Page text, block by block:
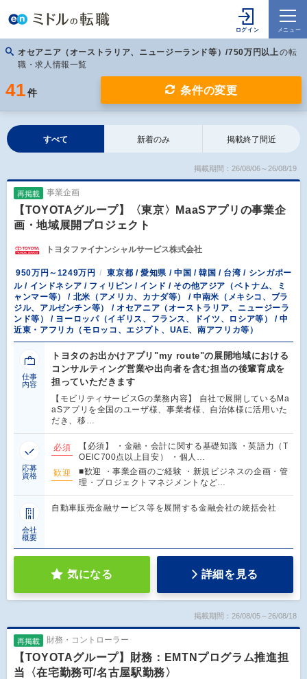
オセアニア（オーストラリア、ニュージーランド等）/750万円以上の転
職・求人情報一覧
41 件 条件の変更
すべて 新着のみ 掲載終了間近
掲載期間：26/08/06～26/08/19
再掲載 事業企画
【TOYOTAグループ】〈東京〉MaaSアプリの事業企
画・地域展開プロジェクト
トヨタファイナンシャルサービス株式会社
950万円～1249万円
東京都 / 愛知県 / 中国 / 韓国 / 台湾 / シンガポー
ル / インドネシア / フィリピン / インド / その他アジア（ベトナム、ミ
ャンマー等） / 北米（アメリカ、カナダ等） / 中南米（メキシコ、ブラ
ジル、アルゼンチン等） / オセアニア（オーストラリア、ニュージーラ
ンド等） / ヨーロッパ（イギリス、フランス、ドイツ、ロシア等） / 中
近東・アフリカ（モロッコ、エジプト、UAE、南アフリカ等）
仕事
内容
トヨタのお出かけアプリ"my route"の展開地域における
コンサルティング営業や出向者を含む担当の後輩育成を
担っていただきます
【モビリティサービスGの業務内容】 自社で展開しているMa
aSアプリを全国のユーザ様、事業者様、自治体様に活用いた
だき、移…
応募
資格
必須
【必須】 ・金融・会計に関する基礎知識 ・英語力（T
OEIC700点以上目安） ・個人…
歓迎
■歓迎 ・事業企画のご経験 ・新規ビジネスの企画・管
理・プロジェクトマネジメントなど…
会社
概要
自動車販売金融サービス等を展開する金融会社の統括会社
気になる 詳細を見る
掲載期間：26/08/05～26/08/18
再掲載 財務・コントローラー
【TOYOTAグループ】財務：EMTNプログラム推進担
当〈在宅勤務可/名古屋駅勤務〉